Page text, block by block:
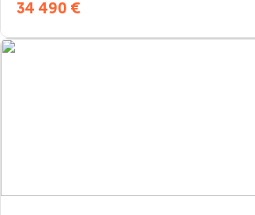
34 490 €